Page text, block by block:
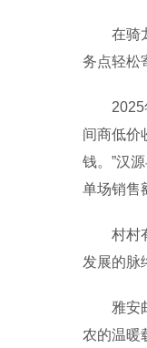
在骑龙
务点轻松
2025年
间商低价
钱。”汉
单场销售
村村有
发展的脉
雅安邮
农的温暖